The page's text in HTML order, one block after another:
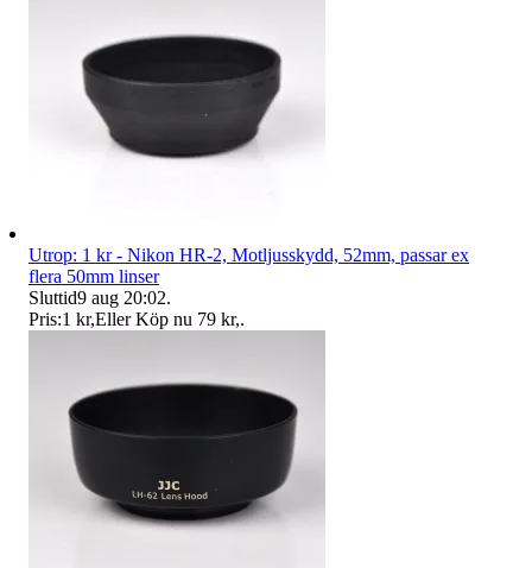
Utrop: 1 kr - Nikon HR-2, Motljusskydd, 52mm, passar ex
flera 50mm linser
Sluttid9 aug 20:02.
Pris:1 kr,Eller Köp nu 79 kr,.